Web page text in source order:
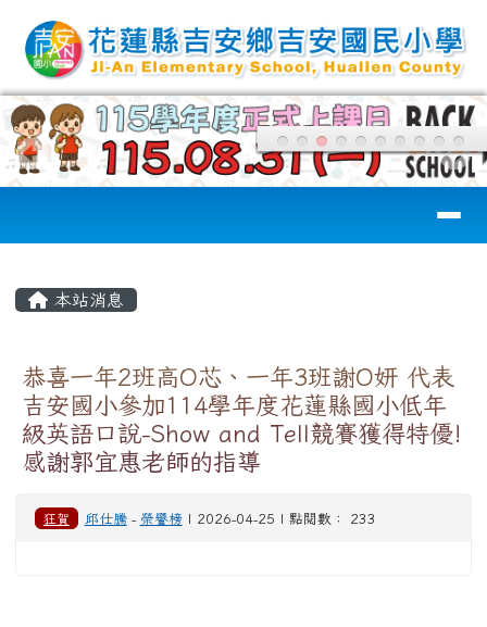
花蓮縣吉安國小
本站消息
恭喜一年2班高O芯、一年3班謝O妍 代表
吉安國小參加114學年度花蓮縣國小低年
級英語口說-Show and Tell競賽獲得特優!
感謝郭宜惠老師的指導
狂賀 邱仕騰- 榮譽榜| 2026-04-25 | 點閱數： 233